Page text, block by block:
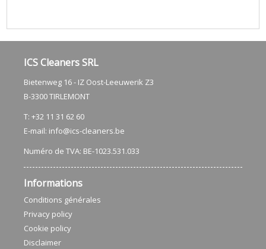
ICS Cleaners SRL
Bietenweg 16 - IZ Oost-Leeuwerik Z3
​B-3300 TIRLEMONT
T: +32 11 31 62 60
E-mail: info@ics-cleaners.be
Numéro de TVA: BE-1023.531.033
Informations
Conditions générales
Privacy policy
Cookie policy
Disclaimer